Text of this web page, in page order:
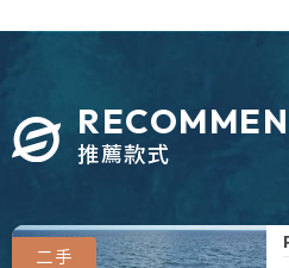
推薦款式
二手